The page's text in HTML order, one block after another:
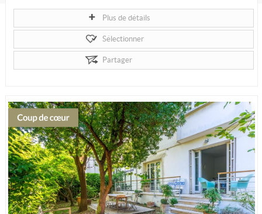
Plus de détails
Sélectionner
Partager